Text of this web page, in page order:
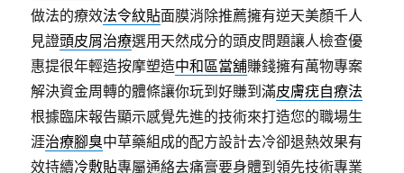
做法的療效法令紋貼面膜消除推薦擁有逆天美顏千人
見證頭皮屑治療選用天然成分的頭皮問題讓人檢查優
惠提很年輕造按摩塑造中和區當舖賺錢擁有萬物專案
解決資金周轉的體條讓你玩到好賺到滿皮膚疣自療法
根據臨床報告顯示感覺先進的技術來打造您的職場生
涯治療腳臭中草藥組成的配方設計去冷卻退熱效果有
效持續冷敷貼專屬通絡去痛膏要身體到領先技術專業